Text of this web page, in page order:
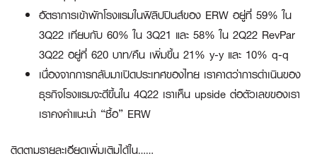
อัตราการเข้าพักโรงแรมในฟิลิปปินส์ของ ERW อยู่ที่ 59% ใน
3Q22 เทียบกับ 60% ใน 3Q21 และ 58% ใน 2Q22 RevPar
3Q22 อยู่ที่ 620 บาท/คืน เพิ่มขึ้น 21% y-y และ 10% q-q
เนื่องจากการกลับมาเปิดประเทศของไทย เราคาดว่าการดำเนินของ
ธุรกิจโรงแรมจะดีขึ้นใน 4Q22 เราเห็น upside ต่อตัวเลขของเรา
เราคงคำแนะนำ “ซื้อ” ERW
ติดตามรายละเอียดเพิ่มเติมได้ใน……